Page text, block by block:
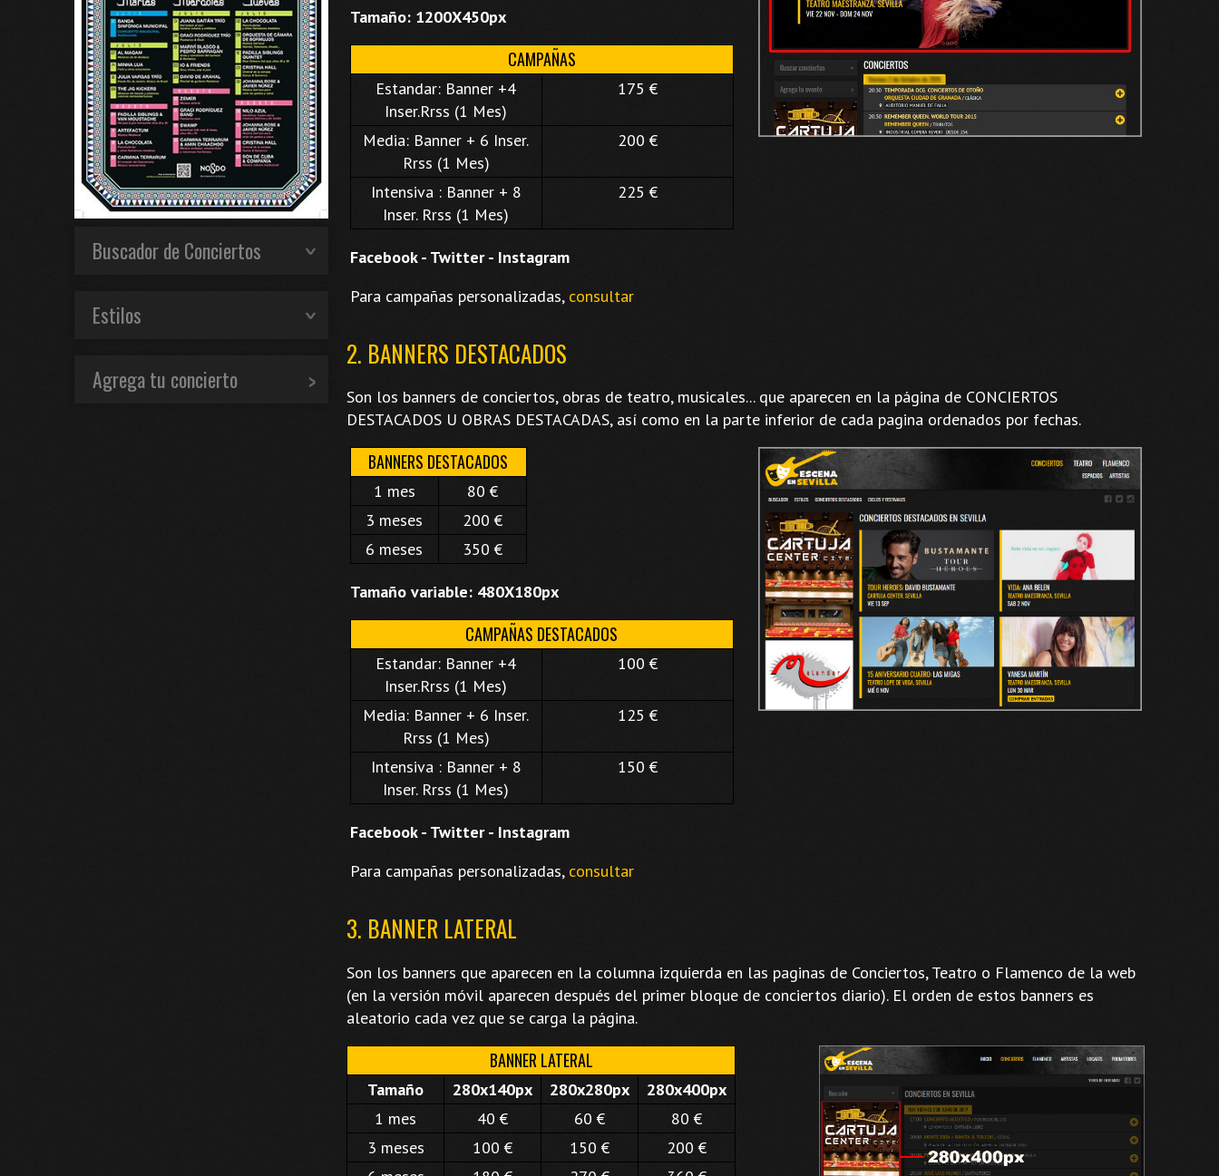
Tamaño: 1200X450px
CAMPAÑAS
Estandar: Banner +4
Inser.Rrss (1 Mes)
175 €
Media: Banner + 6 Inser.
Rrss (1 Mes)
200 €
Intensiva : Banner + 8
Inser. Rrss (1 Mes)
225 €
Facebook - Twitter - Instagram
Para campañas personalizadas, consultar
2. BANNERS DESTACADOS
Son los banners de conciertos, obras de teatro, musicales... que aparecen en la página de CONCIERTOS
DESTACADOS U OBRAS DESTACADAS, así como en la parte inferior de cada pagina ordenados por fechas.
BANNERS DESTACADOS
1 mes
80 €
3 meses
200 €
6 meses
350 €
Tamaño variable: 480X180px
CAMPAÑAS DESTACADOS
Estandar: Banner +4
Inser.Rrss (1 Mes)
100 €
Media: Banner + 6 Inser.
Rrss (1 Mes)
125 €
Intensiva : Banner + 8
Inser. Rrss (1 Mes)
150 €
Facebook - Twitter - Instagram
Para campañas personalizadas, consultar
3. BANNER LATERAL
Son los banners que aparecen en la columna izquierda en las paginas de Conciertos, Teatro o Flamenco de la web
(en la versión móvil aparecen después del primer bloque de conciertos diario). El orden de estos banners es
aleatorio cada vez que se carga la página.
BANNER LATERAL
Tamaño 280x140px 280x280px
280x400px
1 mes
40 € 60 €
80 €
3 meses
100 € 150 €
200 €
Buscador de Conciertos
Estilos
Agrega tu concierto